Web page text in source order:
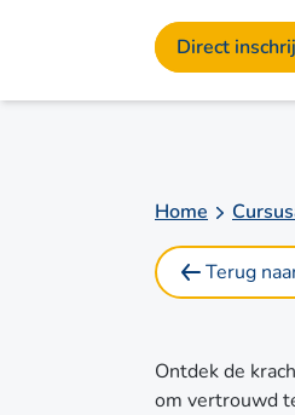
Direct
Home
Terug
Ontdek de
om vertrouwd